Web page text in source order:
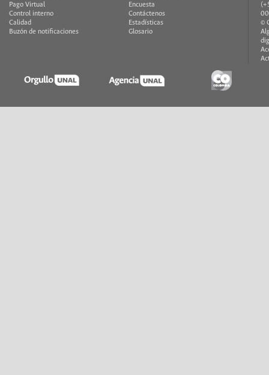
Pago Virtual
Control interno
Calidad
Buzón de notificaciones
Encuesta
Contáctenos
Estadísticas
Glosario
©